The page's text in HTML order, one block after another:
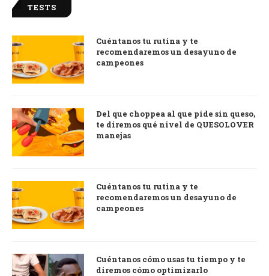
TESTS
Cuéntanos tu rutina y te
recomendaremos un desayuno de
campeones
Del que choppea al que pide sin queso,
te diremos qué nivel de QUESOLOVER
manejas
Cuéntanos tu rutina y te
recomendaremos un desayuno de
campeones
Cuéntanos cómo usas tu tiempo y te
diremos cómo optimizarlo